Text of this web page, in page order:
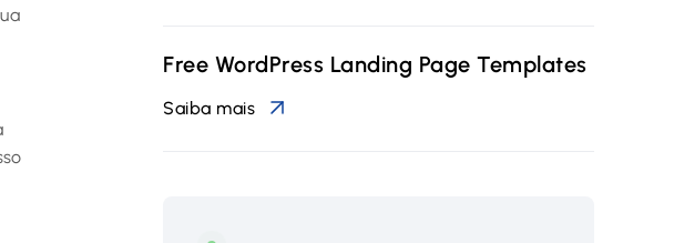
Free WordPress Landing Page Templates
Saiba mais